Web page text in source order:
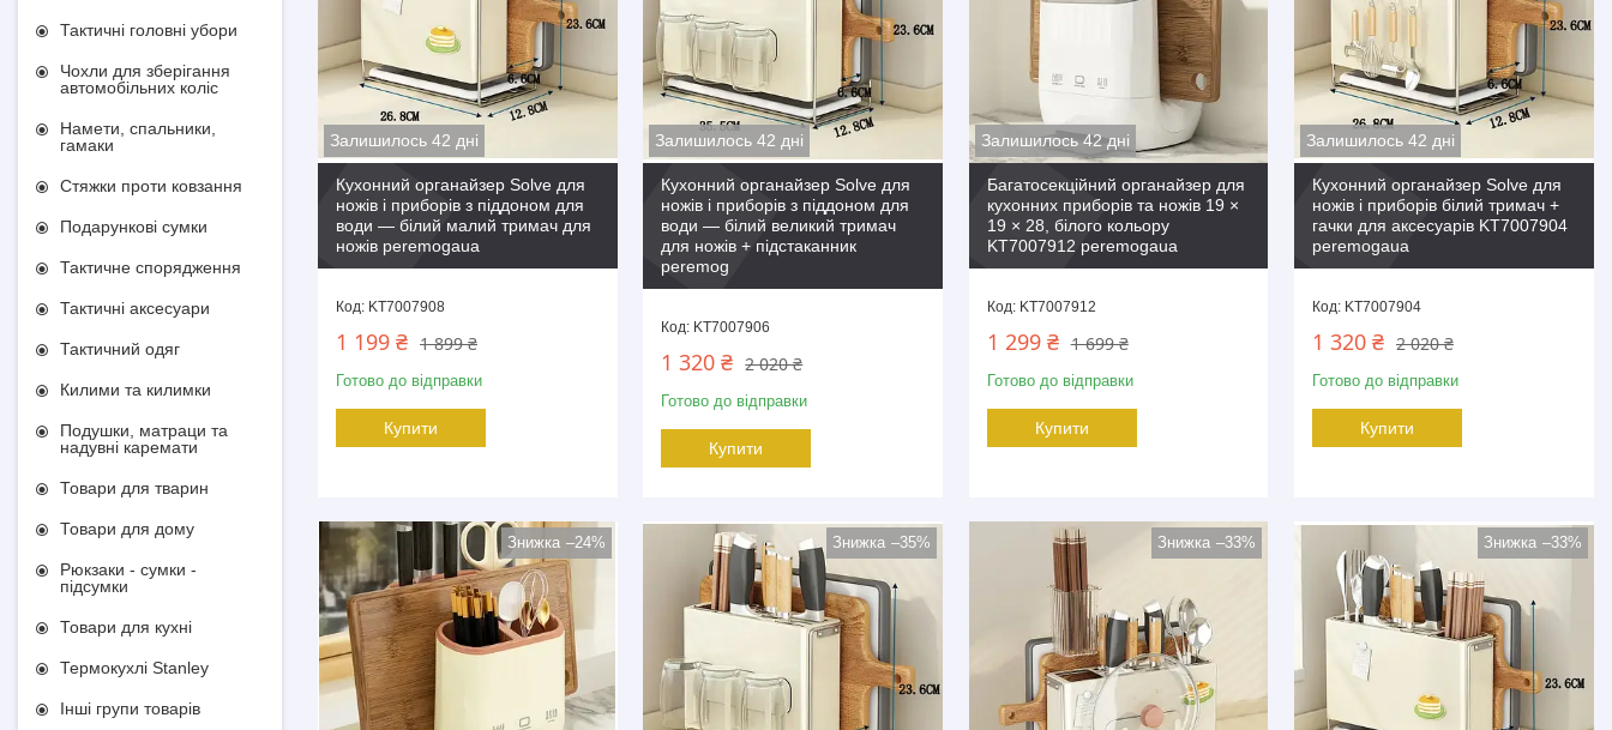
Залишилось 42 дні
Кухонний органайзер Solve для
ножів і приборів з піддоном для
води — білий малий тримач для
ножів peremogaua
KT7007908
1 899 ₴
1 199 ₴
Готово до відправки
Купити
Залишилось 42 дні
Кухонний органайзер Solve для
ножів і приборів з піддоном для
води — білий великий тримач
для ножів + підстаканник
peremog
KT7007906
2 020 ₴
1 320 ₴
Готово до відправки
Купити
Залишилось 42 дні
Багатосекційний органайзер для
кухонних приборів та ножів 19 ×
19 × 28, білого кольору
KT7007912 peremogaua
KT7007912
1 699 ₴
1 299 ₴
Готово до відправки
Купити
Залишилось 42 дні
Кухонний органайзер Solve для
ножів і приборів білий тримач +
гачки для аксесуарів KT7007904
peremogaua
KT7007904
2 020 ₴
1 320 ₴
Готово до відправки
Купити
–24% –35% –33% –33%
Тактичні головні убори
Чохли для зберігання
автомобільних коліс
Намети, спальники,
гамаки
Стяжки проти ковзання
Подарункові сумки
Тактичне спорядження
Тактичні аксесуари
Тактичний одяг
Килими та килимки
Подушки, матраци та
надувні каремати
Товари для тварин
Товари для дому
Рюкзаки - сумки -
підсумки
Товари для кухні
Термокухлі Stanley
Інші групи товарів